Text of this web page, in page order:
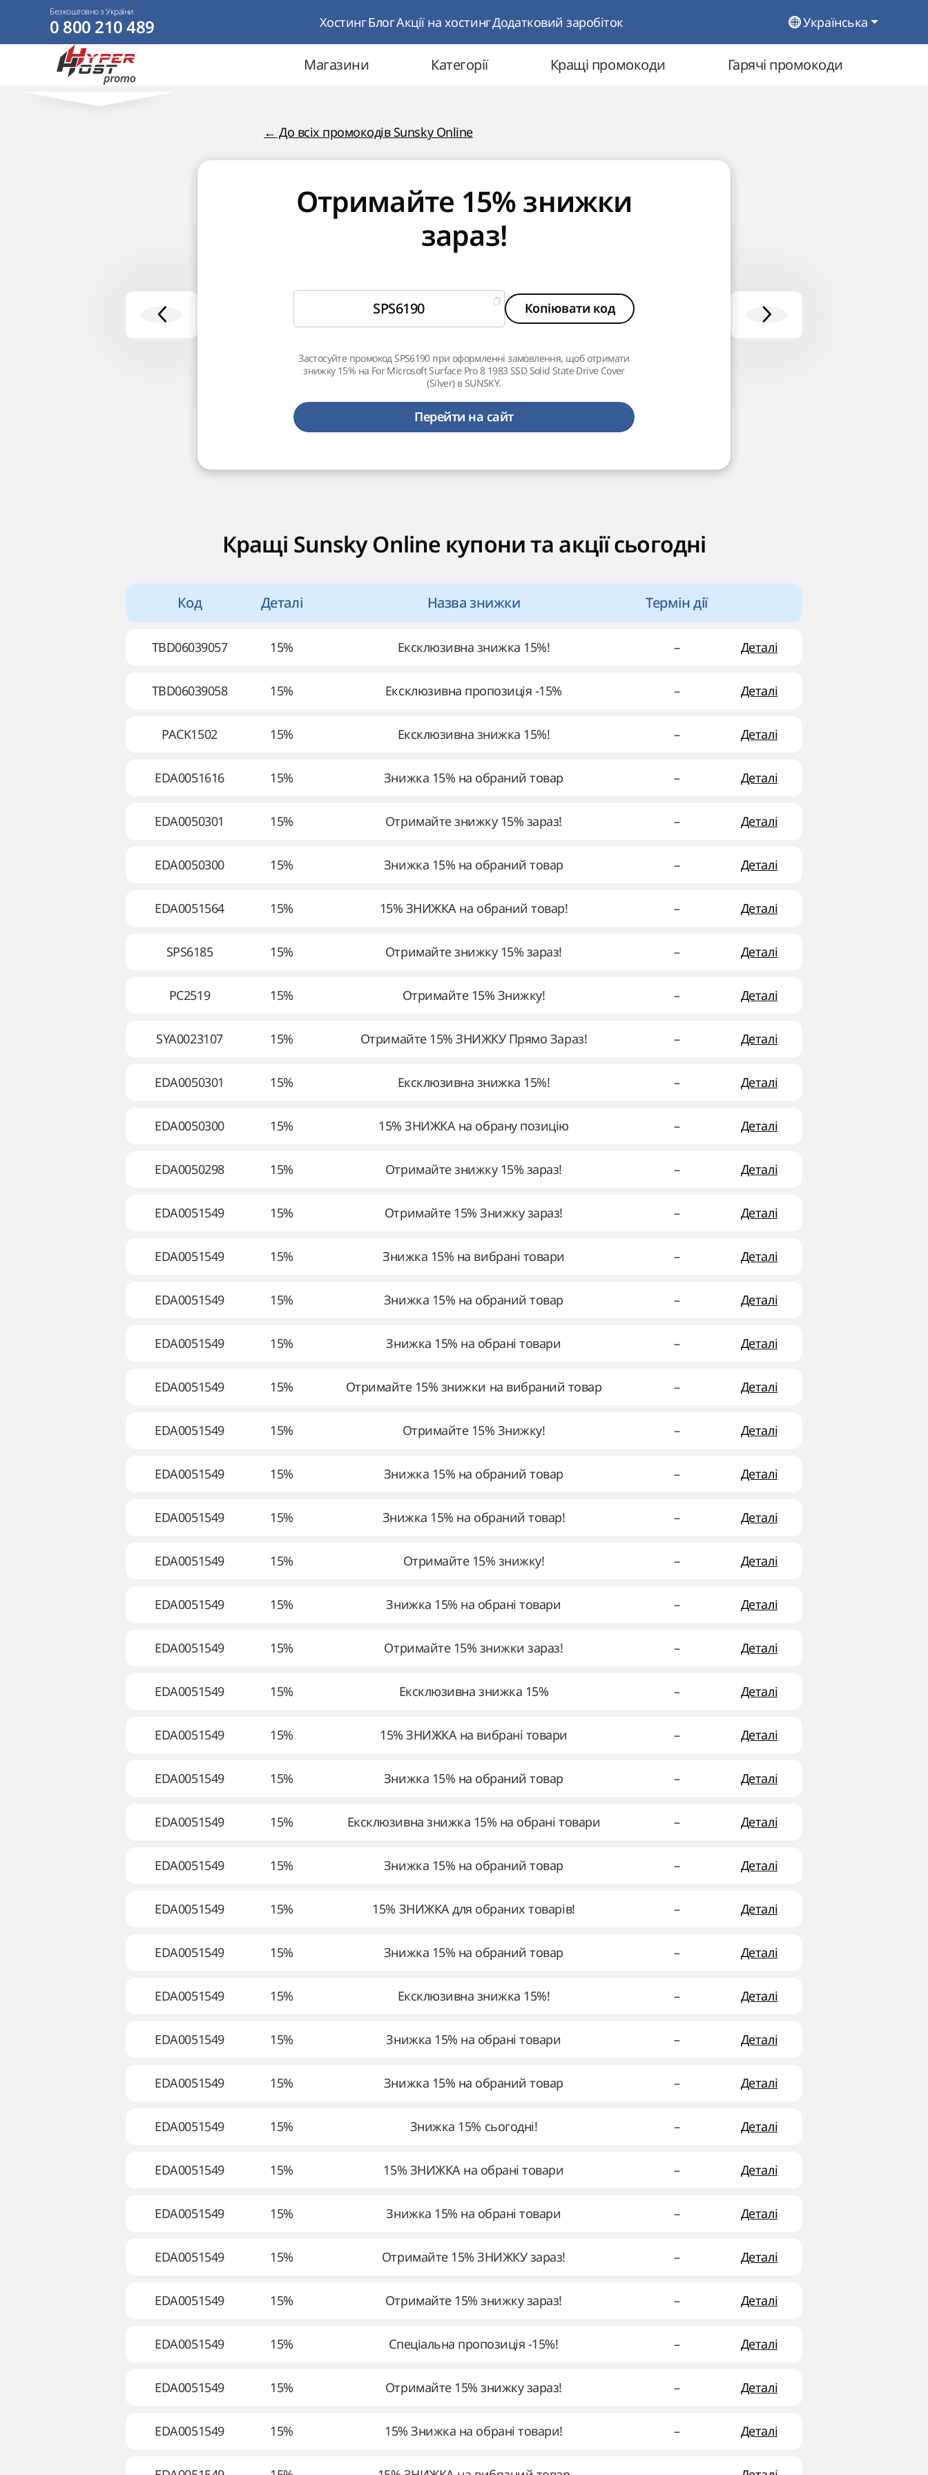
Безкоштовно з України
0 800 210 489 ХостингБлогАкції на хостингДодатковий заробіток Українська
Магазини Категорії Кращі промокоди Гарячі промокоди
← До всіх промокодів Sunsky Online
Отримайте 15% знижки
зараз!
SPS6190 Копіювати код
Застосуйте промокод SPS6190 при оформленні замовлення, щоб отримати
знижку 15% на For Microsoft Surface Pro 8 1983 SSD Solid State Drive Cover
(Silver) в SUNSKY.
Перейти на сайт
Кращі Sunsky Online купони та акції сьогодні
Код Деталі Назва знижки Термін дії
TBD06039057 15% Ексклюзивна знижка 15%! – Деталі
TBD06039058 15% Ексклюзивна пропозиція -15% – Деталі
PACK1502 15% Ексклюзивна знижка 15%! – Деталі
EDA0051616 15% Знижка 15% на обраний товар – Деталі
EDA0050301 15% Отримайте знижку 15% зараз! – Деталі
EDA0050300 15% Знижка 15% на обраний товар – Деталі
EDA0051564 15% 15% ЗНИЖКА на обраний товар! – Деталі
SPS6185 15% Отримайте знижку 15% зараз! – Деталі
PC2519 15% Отримайте 15% Знижку! – Деталі
SYA0023107 15% Отримайте 15% ЗНИЖКУ Прямо Зараз! – Деталі
EDA0050301 15% Ексклюзивна знижка 15%! – Деталі
EDA0050300 15% 15% ЗНИЖКА на обрану позицію – Деталі
EDA0050298 15% Отримайте знижку 15% зараз! – Деталі
EDA0051549 15% Отримайте 15% Знижку зараз! – Деталі
EDA0051549 15% Знижка 15% на вибрані товари – Деталі
EDA0051549 15% Знижка 15% на обраний товар – Деталі
EDA0051549 15% Знижка 15% на обрані товари – Деталі
EDA0051549 15% Отримайте 15% знижки на вибраний товар – Деталі
EDA0051549 15% Отримайте 15% Знижку! – Деталі
EDA0051549 15% Знижка 15% на обраний товар – Деталі
EDA0051549 15% Знижка 15% на обраний товар! – Деталі
EDA0051549 15% Отримайте 15% знижку! – Деталі
EDA0051549 15% Знижка 15% на обрані товари – Деталі
EDA0051549 15% Отримайте 15% знижки зараз! – Деталі
EDA0051549 15% Ексклюзивна знижка 15% – Деталі
EDA0051549 15% 15% ЗНИЖКА на вибрані товари – Деталі
EDA0051549 15% Знижка 15% на обраний товар – Деталі
EDA0051549 15% Ексклюзивна знижка 15% на обрані товари – Деталі
EDA0051549 15% Знижка 15% на обраний товар – Деталі
EDA0051549 15% 15% ЗНИЖКА для обраних товарів! – Деталі
EDA0051549 15% Знижка 15% на обраний товар – Деталі
EDA0051549 15% Ексклюзивна знижка 15%! – Деталі
EDA0051549 15% Знижка 15% на обрані товари – Деталі
EDA0051549 15% Знижка 15% на обраний товар – Деталі
EDA0051549 15% Знижка 15% сьогодні! – Деталі
EDA0051549 15% 15% ЗНИЖКА на обрані товари – Деталі
EDA0051549 15% Знижка 15% на обрані товари – Деталі
EDA0051549 15% Отримайте 15% ЗНИЖКУ зараз! – Деталі
EDA0051549 15% Отримайте 15% знижку зараз! – Деталі
EDA0051549 15% Спеціальна пропозиція -15%! – Деталі
EDA0051549 15% Отримайте 15% знижку зараз! – Деталі
EDA0051549 15% 15% Знижка на обрані товари! – Деталі